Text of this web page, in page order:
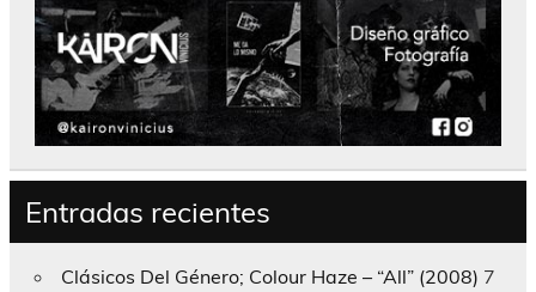
Entradas recientes
Clásicos Del Género; Colour Haze – “All” (2008) 7